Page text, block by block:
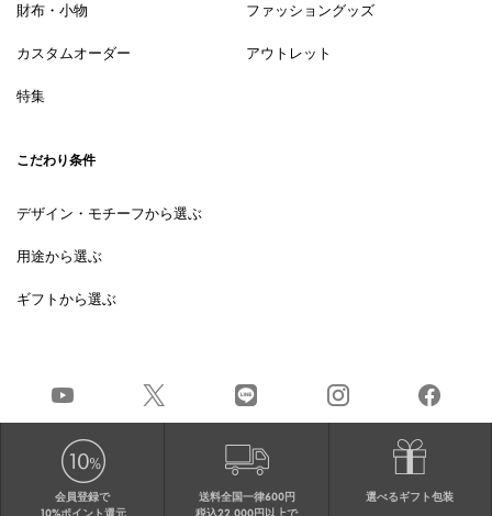
財布・小物 ファッショングッズ
カスタムオーダー アウトレット
特集
こだわり条件
デザイン・モチーフから選ぶ
用途から選ぶ
ギフトから選ぶ
会員登録で
送料全国一律600円
選べるギフト包装